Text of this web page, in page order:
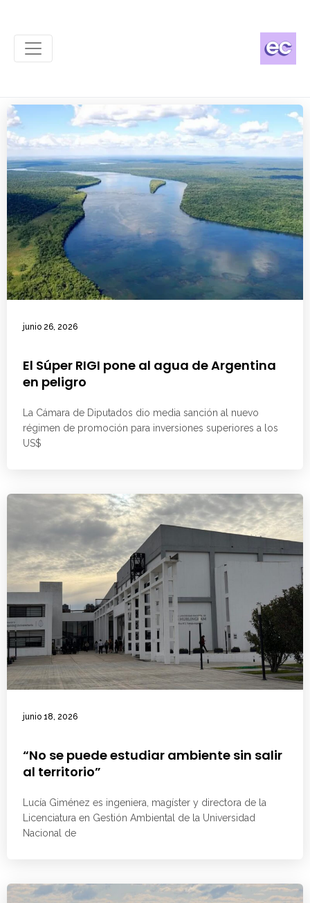
junio 26, 2026
El Súper RIGI pone al agua de Argentina
en peligro
La Cámara de Diputados dio media sanción al nuevo
régimen de promoción para inversiones superiores a los
US$
junio 18, 2026
“No se puede estudiar ambiente sin salir
al territorio”
Lucía Giménez es ingeniera, magíster y directora de la
Licenciatura en Gestión Ambiental de la Universidad
Nacional de